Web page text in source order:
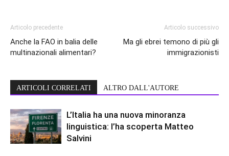
Articolo precedente
Anche la FAO in balia delle
multinazionali alimentari?
Articolo successivo
Ma gli ebrei temono di più gli
immigrazionisti
ARTICOLI CORRELATI ALTRO DALL'AUTORE
L’Italia ha una nuova minoranza
linguistica: l’ha scoperta Matteo
Salvini